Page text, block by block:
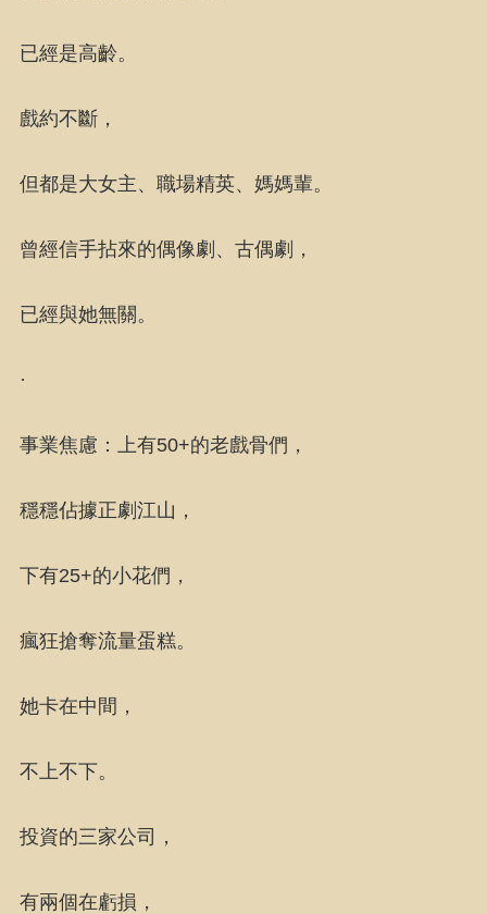
已經是高齡。
戲約不斷，
但都是大女主、職場精英、媽媽輩。
曾經信手拈來的偶像劇、古偶劇，
已經與她無關。
·
事業焦慮：上有50+的老戲骨們，
穩穩佔據正劇江山，
下有25+的小花們，
瘋狂搶奪流量蛋糕。
她卡在中間，
不上不下。
投資的三家公司，
有兩個在虧損，